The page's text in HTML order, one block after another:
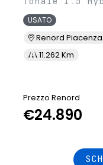
USATO
Renord Piacenza
11.262 Km
Prezzo Renord
€24.890